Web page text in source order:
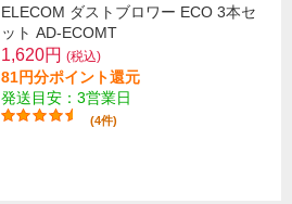
ELECOM ダストブロワー ECO 3本セ
ット AD-ECOMT
1,620円 (税込)
81円分ポイント還元
発送目安：3営業日
(4件)